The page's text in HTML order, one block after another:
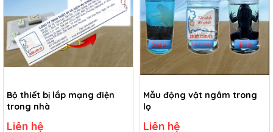
Bộ thiết bị lắp mạng điện
trong nhà
Liên hệ
Mẫu động vật ngâm trong
lọ
Liên hệ